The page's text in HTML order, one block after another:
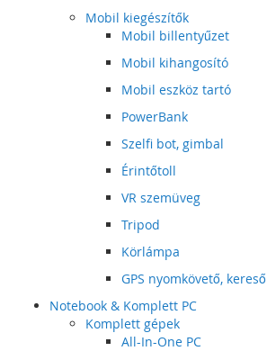
Mobil kiegészítők
Mobil billentyűzet
Mobil kihangosító
Mobil eszköz tartó
PowerBank
Szelfi bot, gimbal
Érintőtoll
VR szemüveg
Tripod
Körlámpa
GPS nyomkövető, kereső
Notebook & Komplett PC
Komplett gépek
All-In-One PC